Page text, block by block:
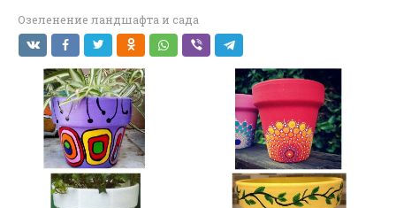
Озеленение ландшафта и сада